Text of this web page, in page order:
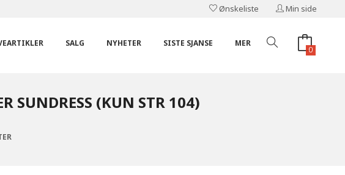
Ønskeliste Min side
SALG NYHETER SISTE SJANSE MER
0
SUNDRESS (KUN STR 104)